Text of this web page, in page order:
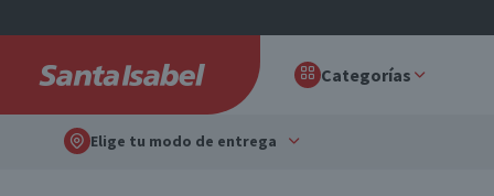
Categorías
Elige tu modo de entrega